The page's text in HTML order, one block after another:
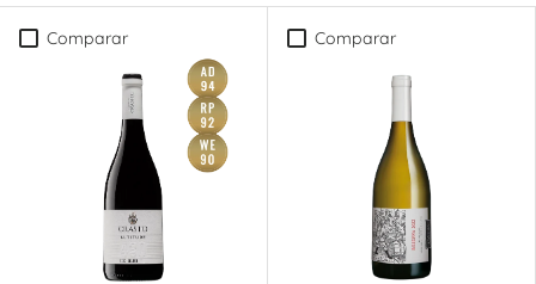
Comparar Comparar